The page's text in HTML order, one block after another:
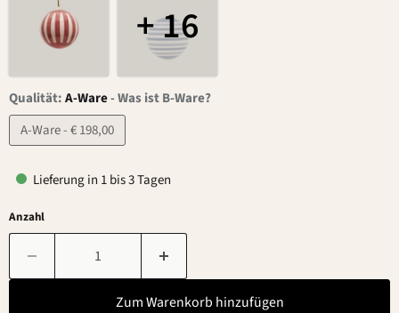
+ 16
Qualität:A-Ware-Was ist B-Ware?
A-Ware - € 198,00
Lieferung in 1 bis 3 Tagen
Anzahl
Zum Warenkorb hinzufügen